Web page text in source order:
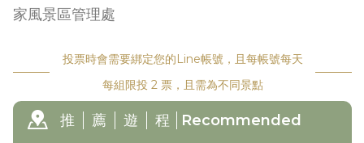
家風景區管理處
投票時會需要綁定您的Line帳號，且每帳號每天
每組限投 2 票，且需為不同景點
推 薦 遊 程
Recommended